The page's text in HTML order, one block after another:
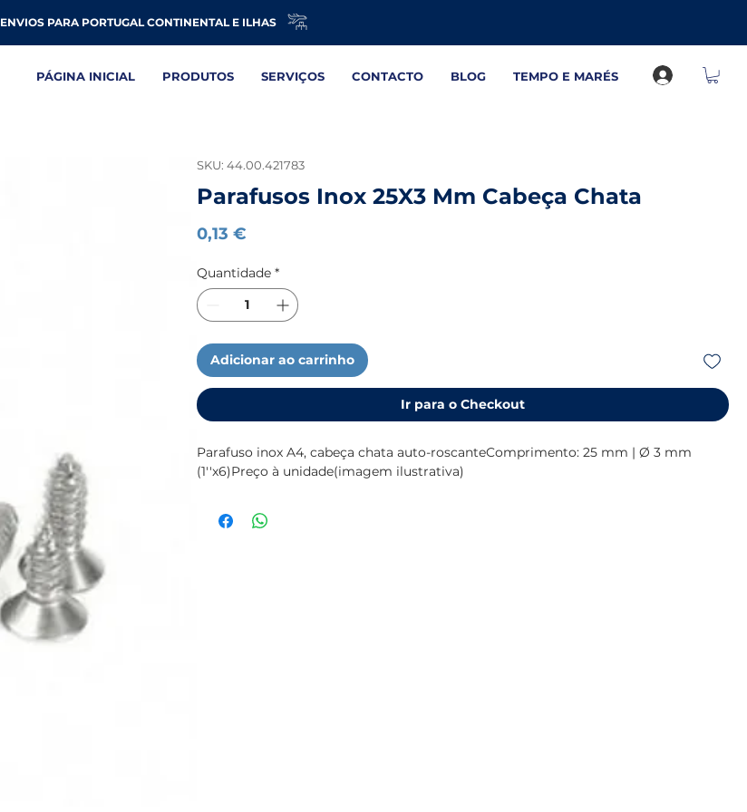
ENVIOS PARA PORTUGAL CONTINENTAL E ILHAS
PÁGINA INICIAL PRODUTOS SERVIÇOS CONTACTO BLOG TEMPO E MARÉS
SKU: 44.00.421783
Parafusos Inox 25X3 Mm Cabeça Chata
0,13 €
Quantidade *
Adicionar ao carrinho
Ir para o Checkout
Parafuso inox A4, cabeça chata auto-roscanteComprimento: 25 mm | Ø 3 mm
(1''x6)Preço à unidade(imagem ilustrativa)